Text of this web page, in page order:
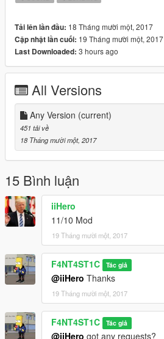
Tải lên lần đầu: 18 Tháng mười một, 2017
Cập nhật lần cuối: 19 Tháng mười một, 2017
Last Downloaded: 3 hours ago
All Versions
Any Version (current)
451 tải về
18 Tháng mười một, 2017
15 Bình luận
iiHero
11/10 Mod
19 Tháng mười một, 2017
F4NT4ST1C Tác giả
@iiHero Thanks
19 Tháng mười một, 2017
F4NT4ST1C Tác giả
@iiHero got any requests?